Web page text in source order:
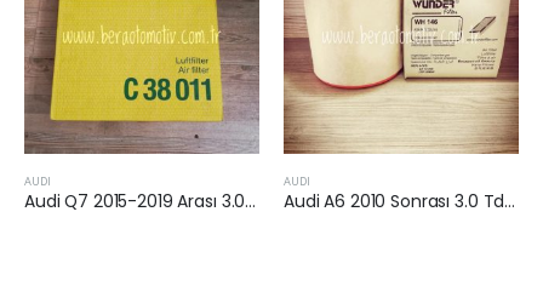
AUDI
Audi A6 2010 Sonrası 3.0 Tdi Hava Filtresi